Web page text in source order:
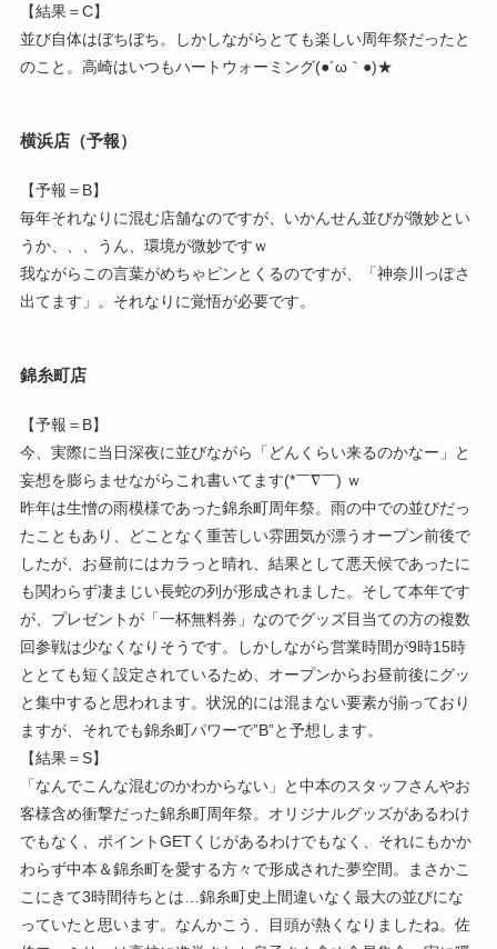
【結果＝C】
並び自体はぼちぼち。しかしながらとても楽しい周年祭だったと
のこと。高崎はいつもハートウォーミング(●´ω｀●)★
横浜店（予報）
【予報＝B】
毎年それなりに混む店舗なのですが、いかんせん並びが微妙とい
うか、、、うん、環境が微妙ですｗ
我ながらこの言葉がめちゃピンとくるのですが、「神奈川っぽさ
出てます」。それなりに覚悟が必要です。
錦糸町店
【予報＝B】
今、実際に当日深夜に並びながら「どんくらい来るのかなー」と
妄想を膨らませながらこれ書いてます(*￣∇￣) ｗ
昨年は生憎の雨模様であった錦糸町周年祭。雨の中での並びだっ
たこともあり、どことなく重苦しい雰囲気が漂うオープン前後で
したが、お昼前にはカラっと晴れ、結果として悪天候であったに
も関わらず凄まじい長蛇の列が形成されました。そして本年です
が、プレゼントが「一杯無料券」なのでグッズ目当ての方の複数
回参戦は少なくなりそうです。しかしながら営業時間が9時15時
ととても短く設定されているため、オープンからお昼前後にグッ
と集中すると思われます。状況的には混まない要素が揃っており
ますが、それでも錦糸町パワーで”B”と予想します。
【結果＝S】
「なんでこんな混むのかわからない」と中本のスタッフさんやお
客様含め衝撃だった錦糸町周年祭。オリジナルグッズがあるわけ
でもなく、ポイントGETくじがあるわけでもなく、それにもかか
わらず中本＆錦糸町を愛する方々で形成された夢空間。まさかこ
こにきて3時間待ちとは…錦糸町史上間違いなく最大の並びにな
っていたと思います。なんかこう、目頭が熱くなりましたね。佐